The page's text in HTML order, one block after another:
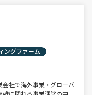
ングファーム
会社で海外事業・グローバ
雑に関わる事業運営の中